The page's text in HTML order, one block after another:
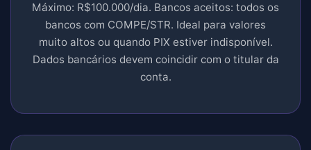
Máximo: R$100.000/dia. Bancos aceitos: todos os
bancos com COMPE/STR. Ideal para valores
muito altos ou quando PIX estiver indisponível.
Dados bancários devem coincidir com o titular da
conta.